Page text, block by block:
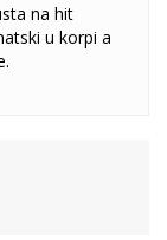
na hit
u korpi a
.